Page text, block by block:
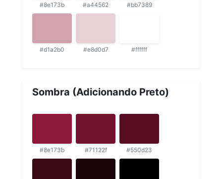
#8e173b #a44562 #bb7389
#d1a2b0 #e8d0d7 #ffffff
Sombra (Adicionando Preto)
#8e173b #71122f #550d23